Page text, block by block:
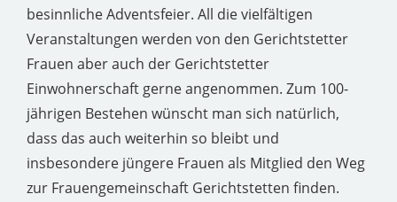
besinnliche Adventsfeier. All die vielfältigen
Veranstaltungen werden von den Gerichtstetter
Frauen aber auch der Gerichtstetter
Einwohnerschaft gerne angenommen. Zum 100-
jährigen Bestehen wünscht man sich natürlich,
dass das auch weiterhin so bleibt und
insbesondere jüngere Frauen als Mitglied den Weg
zur Frauengemeinschaft Gerichtstetten finden.